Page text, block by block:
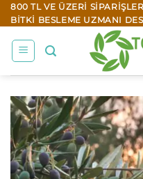
İçeriğe
atla
800 TL VE ÜZERI
BITKI BESLEME UZMANI